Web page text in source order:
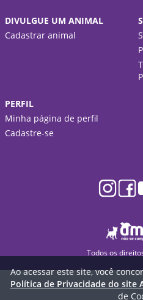
Ao acessar este site, você
Política de Privacidade do site
de
DIVULGUE UM ANIMAL
Cadastrar animal
PERFIL
Minha página de perfil
Cadastre-se
Todos os